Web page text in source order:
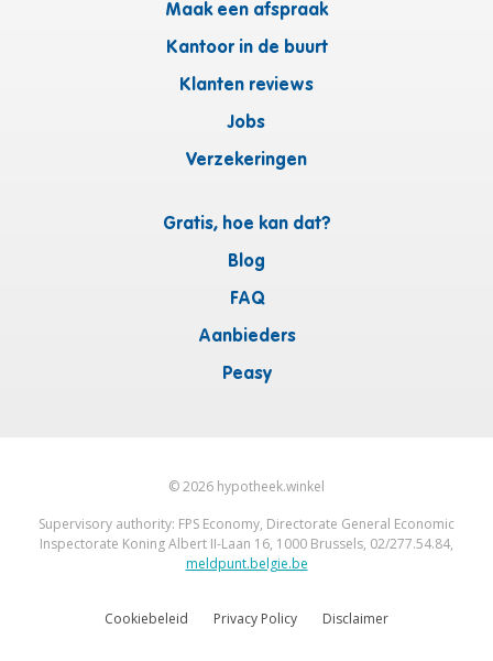
Maak een afspraak
Kantoor in de buurt
Klanten reviews
Jobs
Verzekeringen
Gratis, hoe kan dat?
Blog
FAQ
Aanbieders
Peasy
©2026 hypotheek.winkel
Supervisory authority: FPS Economy, Directorate General Economic
Inspectorate Koning Albert II-Laan 16, 1000 Brussels, 02/277.54.84,
meldpunt.belgie.be
Cookiebeleid Privacy Policy Disclaimer